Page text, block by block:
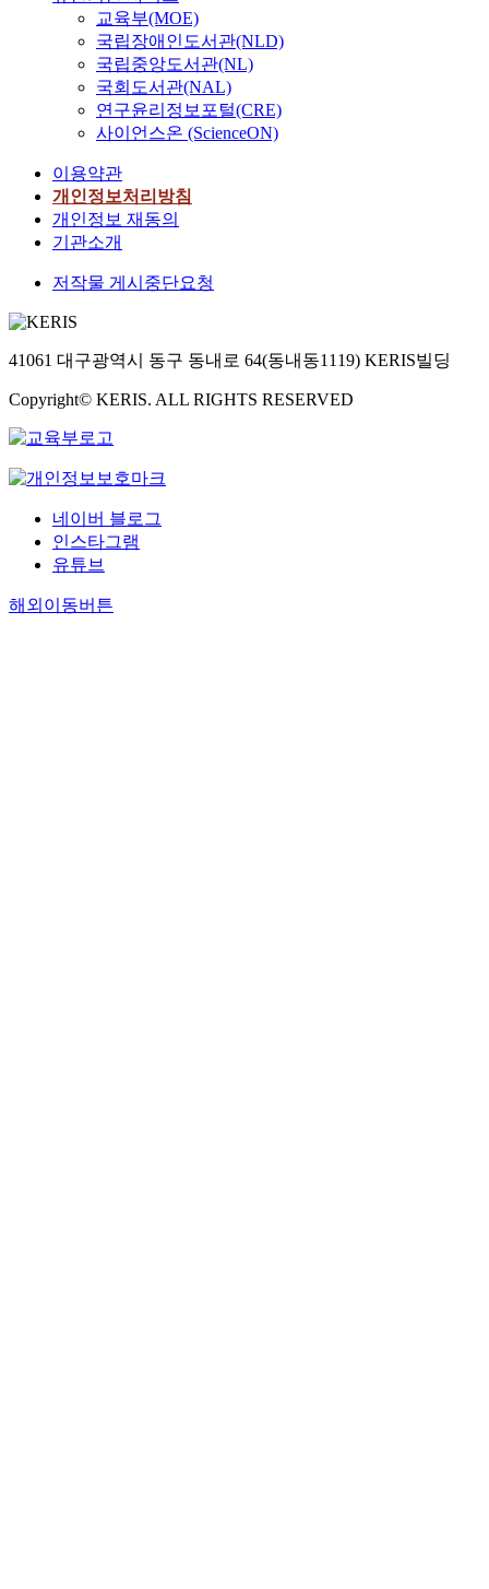
교육부(MOE)
국립장애인도서관(NLD)
국립중앙도서관(NL)
국회도서관(NAL)
연구윤리정보포털(CRE)
사이언스온 (ScienceON)
이용약관
개인정보처리방침
개인정보 재동의
기관소개
저작물 게시중단요청
41061 대구광역시 동구 동내로 64(동내동1119) KERIS빌딩
Copyright© KERIS. ALL RIGHTS RESERVED
네이버 블로그
인스타그램
유튜브
해외이동버튼